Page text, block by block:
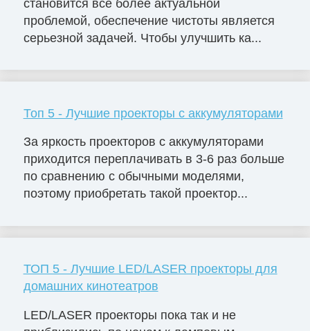
становится всё более актуальной
проблемой, обеспечение чистоты является
серьезной задачей. Чтобы улучшить ка...
Топ 5 - Лучшие проекторы с аккумуляторами
За яркость проекторов с аккумуляторами
приходится переплачивать в 3-6 раз больше
по сравнению с обычными моделями,
поэтому приобретать такой проектор...
ТОП 5 - Лучшие LED/LASER проекторы для
домашних кинотеатров
LED/LASER проекторы пока так и не